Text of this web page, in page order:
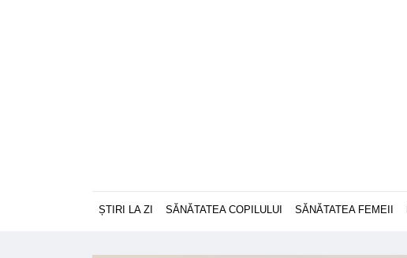
ȘTIRI LA ZI SĂNĂTATEA COPILULUI SĂNĂTATEA FEMEII